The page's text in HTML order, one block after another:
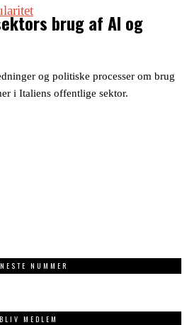
brug af AI og
og politiske processer om brug
i Italiens offentlige sektor.
NUMMER
BLIV MEDLEM